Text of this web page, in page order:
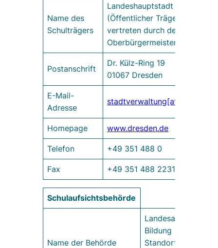
Name des
Schulträgers
Landeshauptstadt Dresden
(Öffentlicher Träger)
vertreten durch den
Oberbürgermeister
Postanschrift
Dr. Külz-Ring 19
01067 Dresden
E-Mail-
Adresse
Homepage www.dresden.de
Telefon +49 351 488 0
Fax +49 351 488 2231
Schulaufsichtsbehörde
Name der Behörde
Landesamt für
Bildung
Standort Dresden